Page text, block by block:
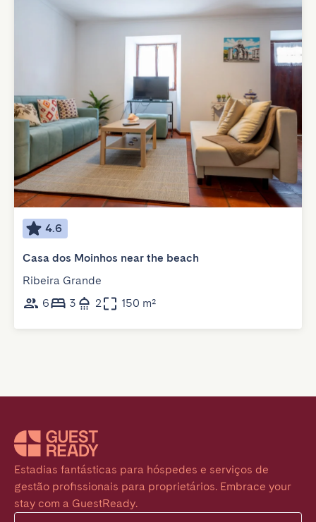
4.6
Casa dos Moinhos near the beach
Ribeira Grande
6
3 2 150 m²
Estadias fantásticas para hóspedes e serviços de
gestão profissionais para proprietários. Embrace your
stay com a GuestReady.